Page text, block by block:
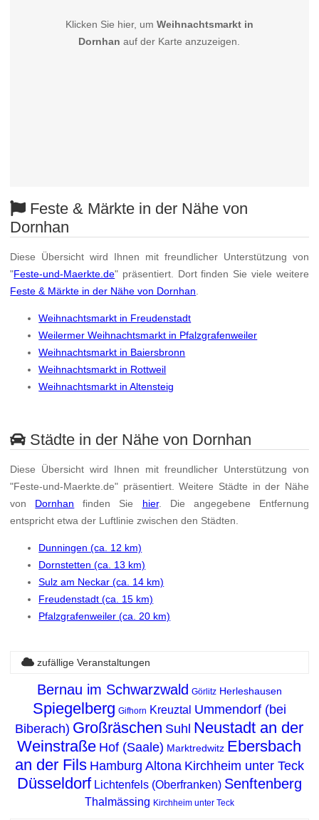
Klicken Sie hier, um Weihnachtsmarkt in
Dornhan auf der Karte anzuzeigen.
Feste & Märkte in der Nähe von
Dornhan
Diese Übersicht wird Ihnen mit freundlicher Unterstützung von
"Feste-und-Maerkte.de" präsentiert. Dort finden Sie viele weitere
Feste & Märkte in der Nähe von Dornhan
Weihnachtsmarkt in Freudenstadt
Weilermer Weihnachtsmarkt in Pfalzgrafenweiler
Weihnachtsmarkt in Baiersbronn
Weihnachtsmarkt in Rottweil
Weihnachtsmarkt in Altensteig
Städte in der Nähe von Dornhan
Diese Übersicht wird Ihnen mit freundlicher Unterstützung von
"Feste-und-Maerkte.de" präsentiert. Weitere Städte in der Nähe
von Dornhan finden Sie hier. Die angegebene Entfernung
entspricht etwa der Luftlinie zwischen den Städten.
Dunningen (ca. 12 km)
Dornstetten (ca. 13 km)
Sulz am Neckar (ca. 14 km)
Freudenstadt (ca. 15 km)
Pfalzgrafenweiler (ca. 20 km)
zufällige Veranstaltungen
Bernau im Schwarzwald Görlitz Herleshausen
Spiegelberg Gifhorn Kreuztal Ummendorf (bei
Biberach) Großräschen Suhl Neustadt an der
Weinstraße Hof (Saale) Marktredwitz Ebersbach
an der Fils Hamburg Altona Kirchheim unter Teck
Düsseldorf Lichtenfels (Oberfranken) Senftenberg
Thalmässing Kirchheim unter Teck